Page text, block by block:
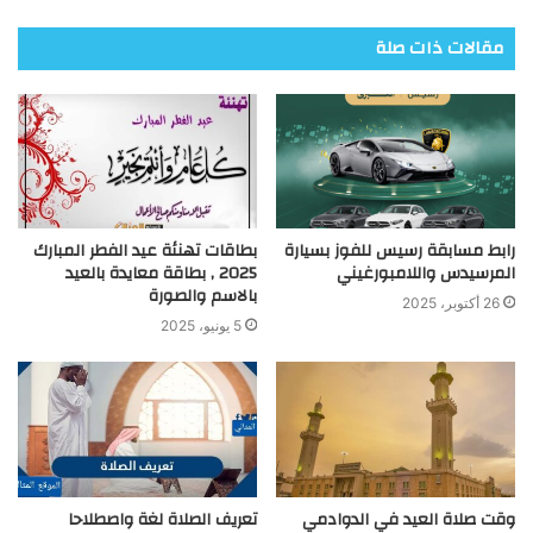
مقالات ذات صلة
رابط مسابقة رسيس للفوز بسيارة
المرسيدس واللامبورغيني
26 أكتوبر، 2025
بطاقات تهنئة عيد الفطر المبارك
2025 , بطاقة معايدة بالعيد
بالاسم والصورة
5 يونيو، 2025
وقت صلاة العيد في الدوادمي تعريف الصلاة لغة واصطلاحا